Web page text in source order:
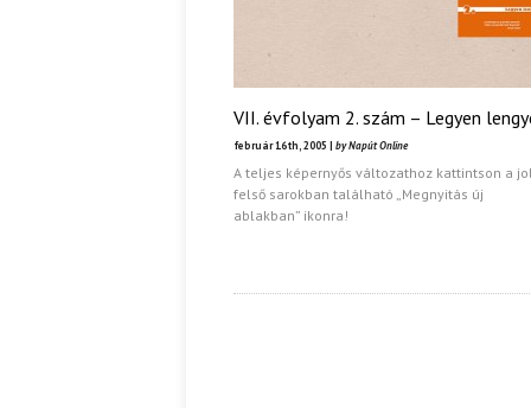
VII. évfolyam 2. szám – Legyen
február 16th, 2005 | by Napút Online
A teljes képernyős változathoz kattintson a
felső sarokban található „Megnyitás új
ablakban” ikonra!